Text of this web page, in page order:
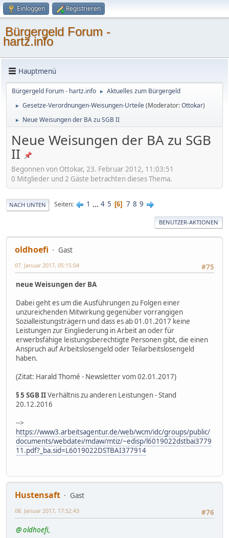
Einloggen Registrieren
Bürgergeld Forum -
hartz.info
Hauptmenü
Bürgergeld Forum - hartz.info ► Aktuelles zum Bürgergeld
► Gesetze-Verordnungen-Weisungen-Urteile(Moderator:Ottokar)
► Neue Weisungen der BA zu SGB II
Neue Weisungen der BA zu SGB
II
Begonnen von Ottokar, 23. Februar 2012, 11:03:51
0 Mitglieder und 2 Gäste betrachten dieses Thema.
NACH UNTEN Seiten 1 ... 4 5 6 7 8 9
BENUTZER-AKTIONEN
oldhoefi
Gast
#75
07. Januar 2017, 05:15:04
neue Weisungen der BA
Dabei geht es um die Ausführungen zu Folgen einer
unzureichenden Mitwirkung gegenüber vorrangigen
Sozialleistungsträgern und dass es ab 01.01.2017 keine
Leistungen zur Eingliederung in Arbeit an oder für
erwerbsfähige leistungsberechtigte Personen gibt, die einen
Anspruch auf Arbeitslosengeld oder Teilarbeitslosengeld
haben.
(Zitat: Harald Thomé - Newsletter vom 02.01.2017)
§ 5 SGB IIVerhältnis zu anderen Leistungen - Stand
20.12.2016
-->
https://www3.arbeitsagentur.de/web/wcm/idc/groups/public/
documents/webdatei/mdaw/mtiz/~edisp/l6019022dstbai3779
11.pdf?_ba.sid=L6019022DSTBAI377914
Hustensaft
Gast
#76
08. Januar 2017, 17:52:43
@ oldhoefi,